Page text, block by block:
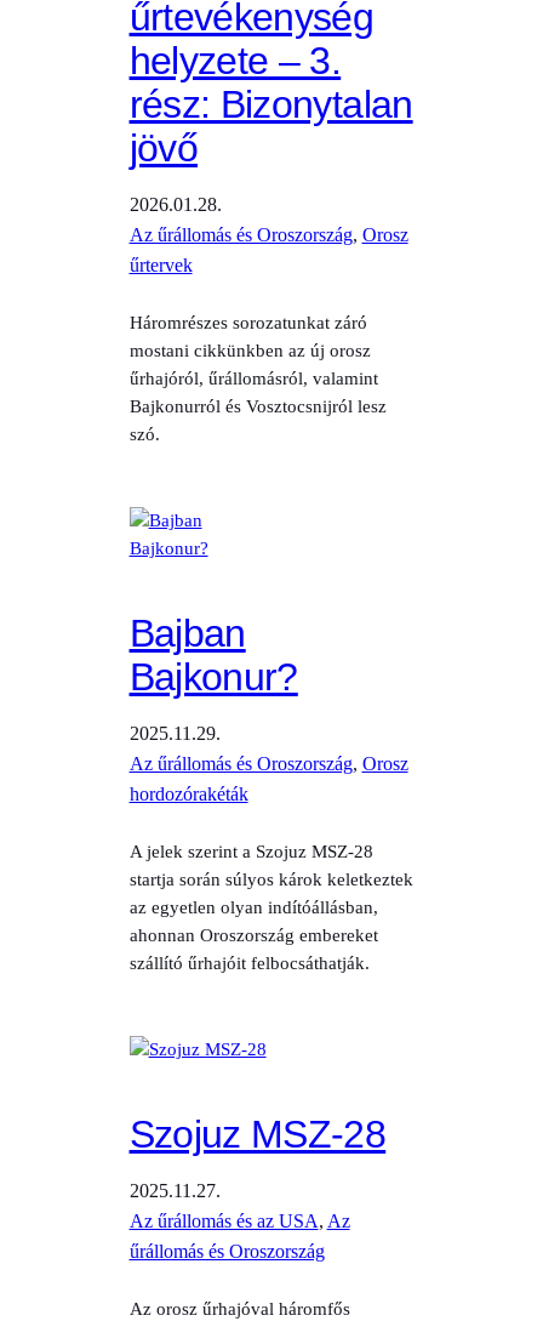
űrtevékenység
helyzete – 3.
rész: Bizonytalan
jövő
2026.01.28.
Az űrállomás és Oroszország, Orosz
űrtervek
Háromrészes sorozatunkat záró
mostani cikkünkben az új orosz
űrhajóról, űrállomásról, valamint
Bajkonurról és Vosztocsnijról lesz
szó.
Bajban
Bajkonur?
2025.11.29.
Az űrállomás és Oroszország, Orosz
hordozórakéták
A jelek szerint a Szojuz MSZ-28
startja során súlyos károk keletkeztek
az egyetlen olyan indítóállásban,
ahonnan Oroszország embereket
szállító űrhajóit felbocsáthatják.
Szojuz MSZ-28
2025.11.27.
Az űrállomás és az USA, Az
űrállomás és Oroszország
Az orosz űrhajóval háromfős